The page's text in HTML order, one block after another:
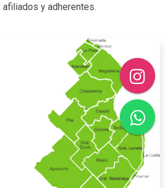
y adherentes.